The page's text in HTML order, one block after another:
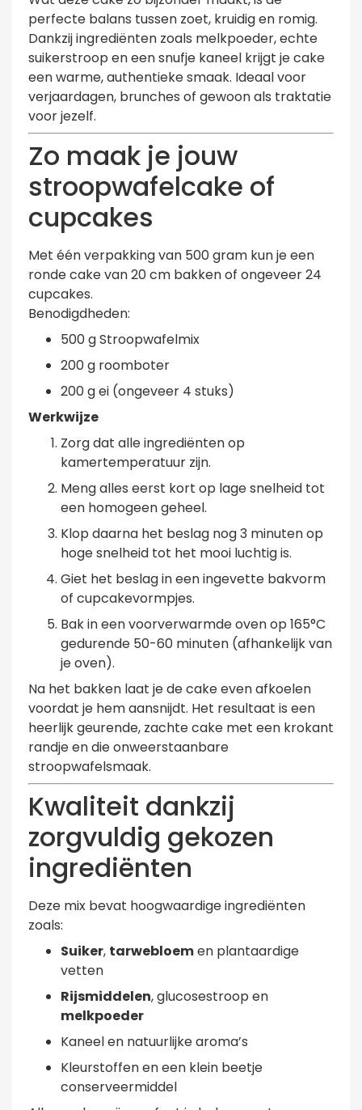
perfecte balans tussen zoet, kruidig en romig.
Dankzij ingrediënten zoals melkpoeder, echte
suikerstroop en een snufje kaneel krijgt je cake
een warme, authentieke smaak. Ideaal voor
verjaardagen, brunches of gewoon als traktatie
voor jezelf.
Zo maak je jouw
stroopwafelcake of
cupcakes
Met één verpakking van 500 gram kun je een
ronde cake van 20 cm bakken of ongeveer 24
cupcakes.
Benodigdheden:
500 g Stroopwafelmix
200 g roomboter
200 g ei (ongeveer 4 stuks)
Werkwijze
Zorg dat alle ingrediënten op
kamertemperatuur zijn.
Meng alles eerst kort op lage snelheid tot
een homogeen geheel.
Klop daarna het beslag nog 3 minuten op
hoge snelheid tot het mooi luchtig is.
Giet het beslag in een ingevette bakvorm
of cupcakevormpjes.
Bak in een voorverwarmde oven op 165°C
gedurende 50-60 minuten (afhankelijk van
je oven).
Na het bakken laat je de cake even afkoelen
voordat je hem aansnijdt. Het resultaat is een
heerlijk geurende, zachte cake met een krokant
randje en die onweerstaanbare
stroopwafelsmaak.
Kwaliteit dankzij
zorgvuldig gekozen
ingrediënten
Deze mix bevat hoogwaardige ingrediënten
zoals:
Suiker, tarwebloemen plantaardige
vetten
Rijsmiddelen, glucosestroop en
melkpoeder
Kaneel en natuurlijke aroma’s
Kleurstoffen en een klein beetje
conserveermiddel